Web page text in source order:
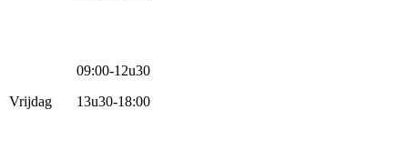
Vrijdag
09:00-12u30
13u30-18:00